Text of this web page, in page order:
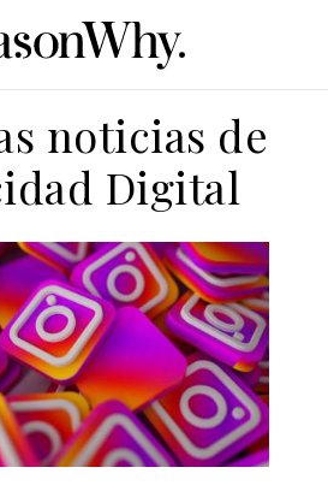
noticias de
Digital